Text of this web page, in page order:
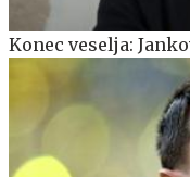
Konec veselja: